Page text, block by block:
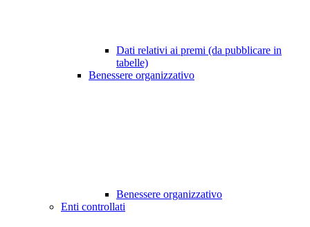
Dati relativi ai premi (da pubblicare in
tabelle)
Benessere organizzativo
Benessere organizzativo
Enti controllati